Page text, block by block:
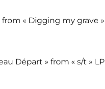
« Digging my grave »
Départ » from « s/t » LP